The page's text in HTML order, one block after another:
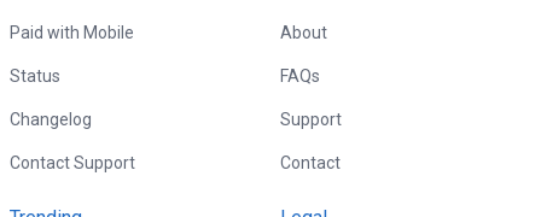
Paid with Mobile
Status
Changelog
Contact Support
About
FAQs
Support
Contact